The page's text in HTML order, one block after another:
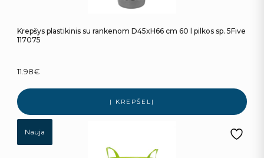
Krepšys plastikinis su rankenom D45xH66 cm 60 l pilkos sp. 5Five
117075
11.98€
Į KREPŠELĮ
Nauja